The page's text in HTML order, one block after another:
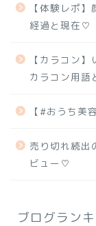
【体験レポ
経過と現在♡
【カラコン
カラコン用
【#おうち美
売り切れ続出
ビュー♡
ブログラン